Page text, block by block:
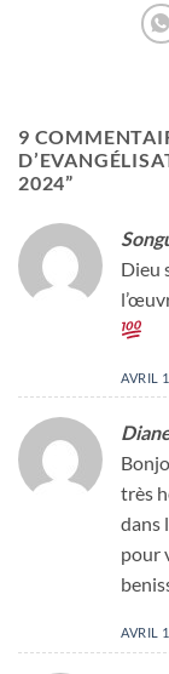
9
2024”
Dieu
AVRIL
très
dans
pour
AVRIL